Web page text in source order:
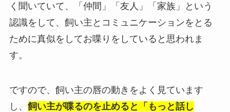
く聞いていて、「仲間」「友人」「家族」という
認識をして、飼い主とコミュニケーションをとる
ために真似をしてお喋りをしていると思われま
す。
ですので、飼い主の唇の動きをよく見ています
し、 飼い主が喋るのを止めると「もっと話し